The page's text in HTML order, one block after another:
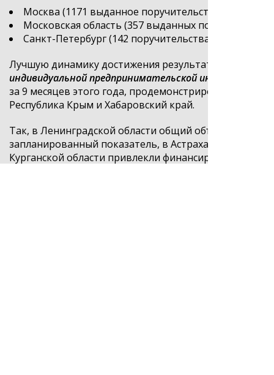
Москва (1171 выданное поручительство, общая
Московская область (357 выданных
Санкт-Петербург (142 поручительства на сумму
Лучшую динамику достижения результата
индивидуальной предпринимательской инициативы»
за 9 месяцев этого года, продемонстрировали
Республика Крым и Хабаровский край.
Так, в Ленинградской области общий объём
запланированный показатель, в Астраханской
Курганской области привлекли финансирование с